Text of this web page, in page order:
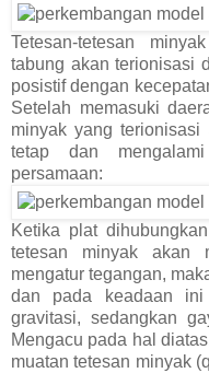
Tetesan-tetesan
tabung akan terionisasi
posistif dengan
Setelah memasuki
minyak yang terionisasi
tetap dan
persamaan:
Ketika plat
tetesan minyak akan
mengatur tegangan,
dan pada keadaan
gravitasi, sedangkan
Mengacu pada hal
muatan tetesan minyak